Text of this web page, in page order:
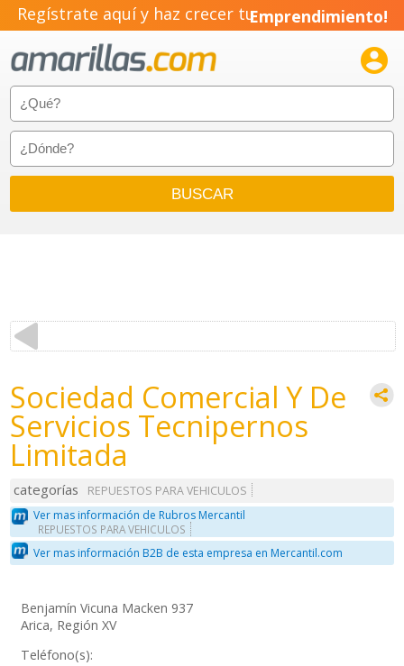
Regístrate aquí y haz crecer tuEmprendimiento!

Sociedad Comercial Y De
Servicios Tecnipernos
Limitada
categorías
REPUESTOS PARA VEHICULOS
Ver mas información de Rubros Mercantil
REPUESTOS PARA VEHICULOS
Ver mas información B2B de esta empresa en Mercantil.com
Benjamín Vicuna Macken 937
Arica, Región XV
Teléfono(s):